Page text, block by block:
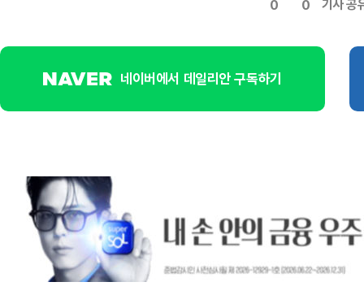
0 0 기사 공
네이버에서 데일리안 구독하기